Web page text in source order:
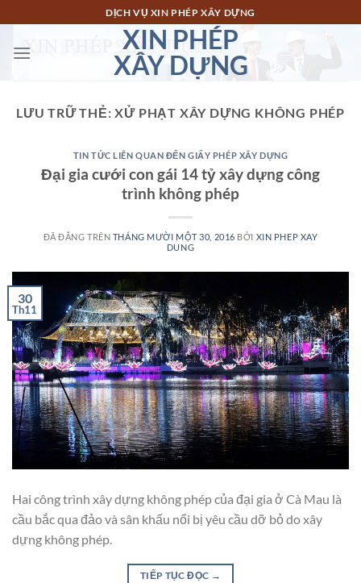
đến
nội
DỊCH VỤ XIN PHÉP XÂY DỰNG
XIN PHÉP
XÂY DỰNG
LƯU TRỮ THẺ:XỬ PHẠT XÂY DỰNG KHÔNG PHÉP
TIN TỨC LIÊN QUAN ĐẾN GIẤY PHÉP XÂY DỰNG
Đại gia cưới con gái 14 tỷ xây dựng công
trình không phép
ĐÃ ĐĂNG TRÊN THÁNG MƯỜI MỘT 30, 2016 BỞI XIN PHEP XAY
DUNG
30
Th11
Hai công trình xây dựng không phép của đại gia ở Cà Mau là
cầu bắc qua đảo và sân khấu nổi bị yêu cầu dỡ bỏ do xây
dựng không phép.
TIẾP TỤC ĐỌC →